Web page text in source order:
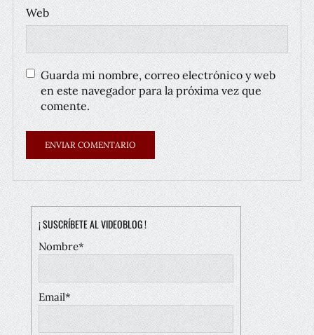
Web
Guarda mi nombre, correo electrónico y web
en este navegador para la próxima vez que
comente.
¡ SUSCRÍBETE AL VIDEOBLOG !
Nombre*
Email*